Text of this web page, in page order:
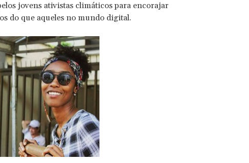
jovens ativistas climáticos para encorajar
do que aqueles no mundo digital.